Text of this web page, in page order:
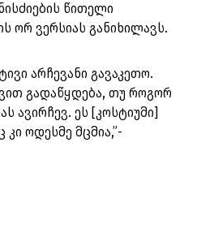
წითელი
ორ ვერსიას განიხილავს.
არჩევანი გავაკეთო.
გადაწყდება, თუ როგორ
ავირჩევ. ეს [კოსტიუმი]
კი ოდესმე მცმია,”-